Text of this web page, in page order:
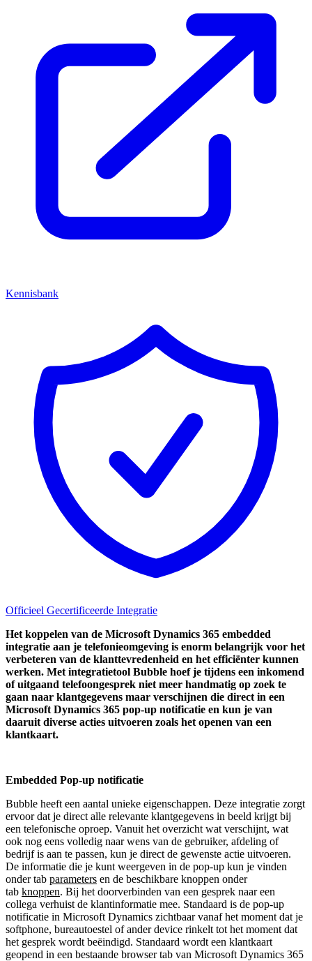
Kennisbank
Officieel Gecertificeerde Integratie
Het koppelen van de Microsoft Dynamics 365 embedded
integratie aan je telefonieomgeving is enorm belangrijk voor het
verbeteren van de klanttevredenheid en het efficiënter kunnen
werken. Met integratietool Bubble hoef je tijdens een inkomend
of uitgaand telefoongesprek niet meer handmatig op zoek te
gaan naar klantgegevens maar verschijnen die direct in een
Microsoft Dynamics 365 pop-up notificatie en kun je van
daaruit diverse acties uitvoeren zoals het openen van een
klantkaart.
Embedded Pop-up notificatie
Bubble heeft een aantal unieke eigenschappen. Deze integratie zorgt
ervoor dat je direct alle relevante klantgegevens in beeld krijgt bij
een telefonische oproep. Vanuit het overzicht wat verschijnt, wat
ook nog eens volledig naar wens van de gebruiker, afdeling of
bedrijf is aan te passen, kun je direct de gewenste actie uitvoeren.
De informatie die je kunt weergeven in de pop-up kun je vinden
onder tab parameters en de beschikbare knoppen onder
tab knoppen. Bij het doorverbinden van een gesprek naar een
collega verhuist de klantinformatie mee. Standaard is de pop-up
notificatie in Microsoft Dynamics zichtbaar vanaf het moment dat je
softphone, bureautoestel of ander device rinkelt tot het moment dat
het gesprek wordt beëindigd. Standaard wordt een klantkaart
geopend in een bestaande browser tab van Microsoft Dynamics 365